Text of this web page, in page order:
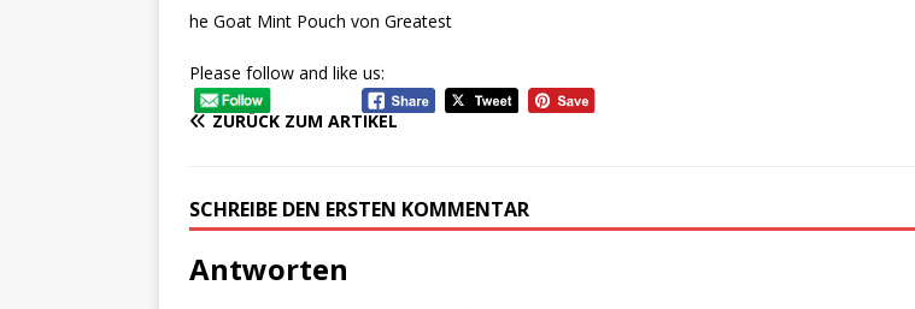
he Goat Mint Pouch von Greatest
Please follow and like us:
ZURÜCK ZUM ARTIKEL
SCHREIBE DEN ERSTEN KOMMENTAR
Antworten